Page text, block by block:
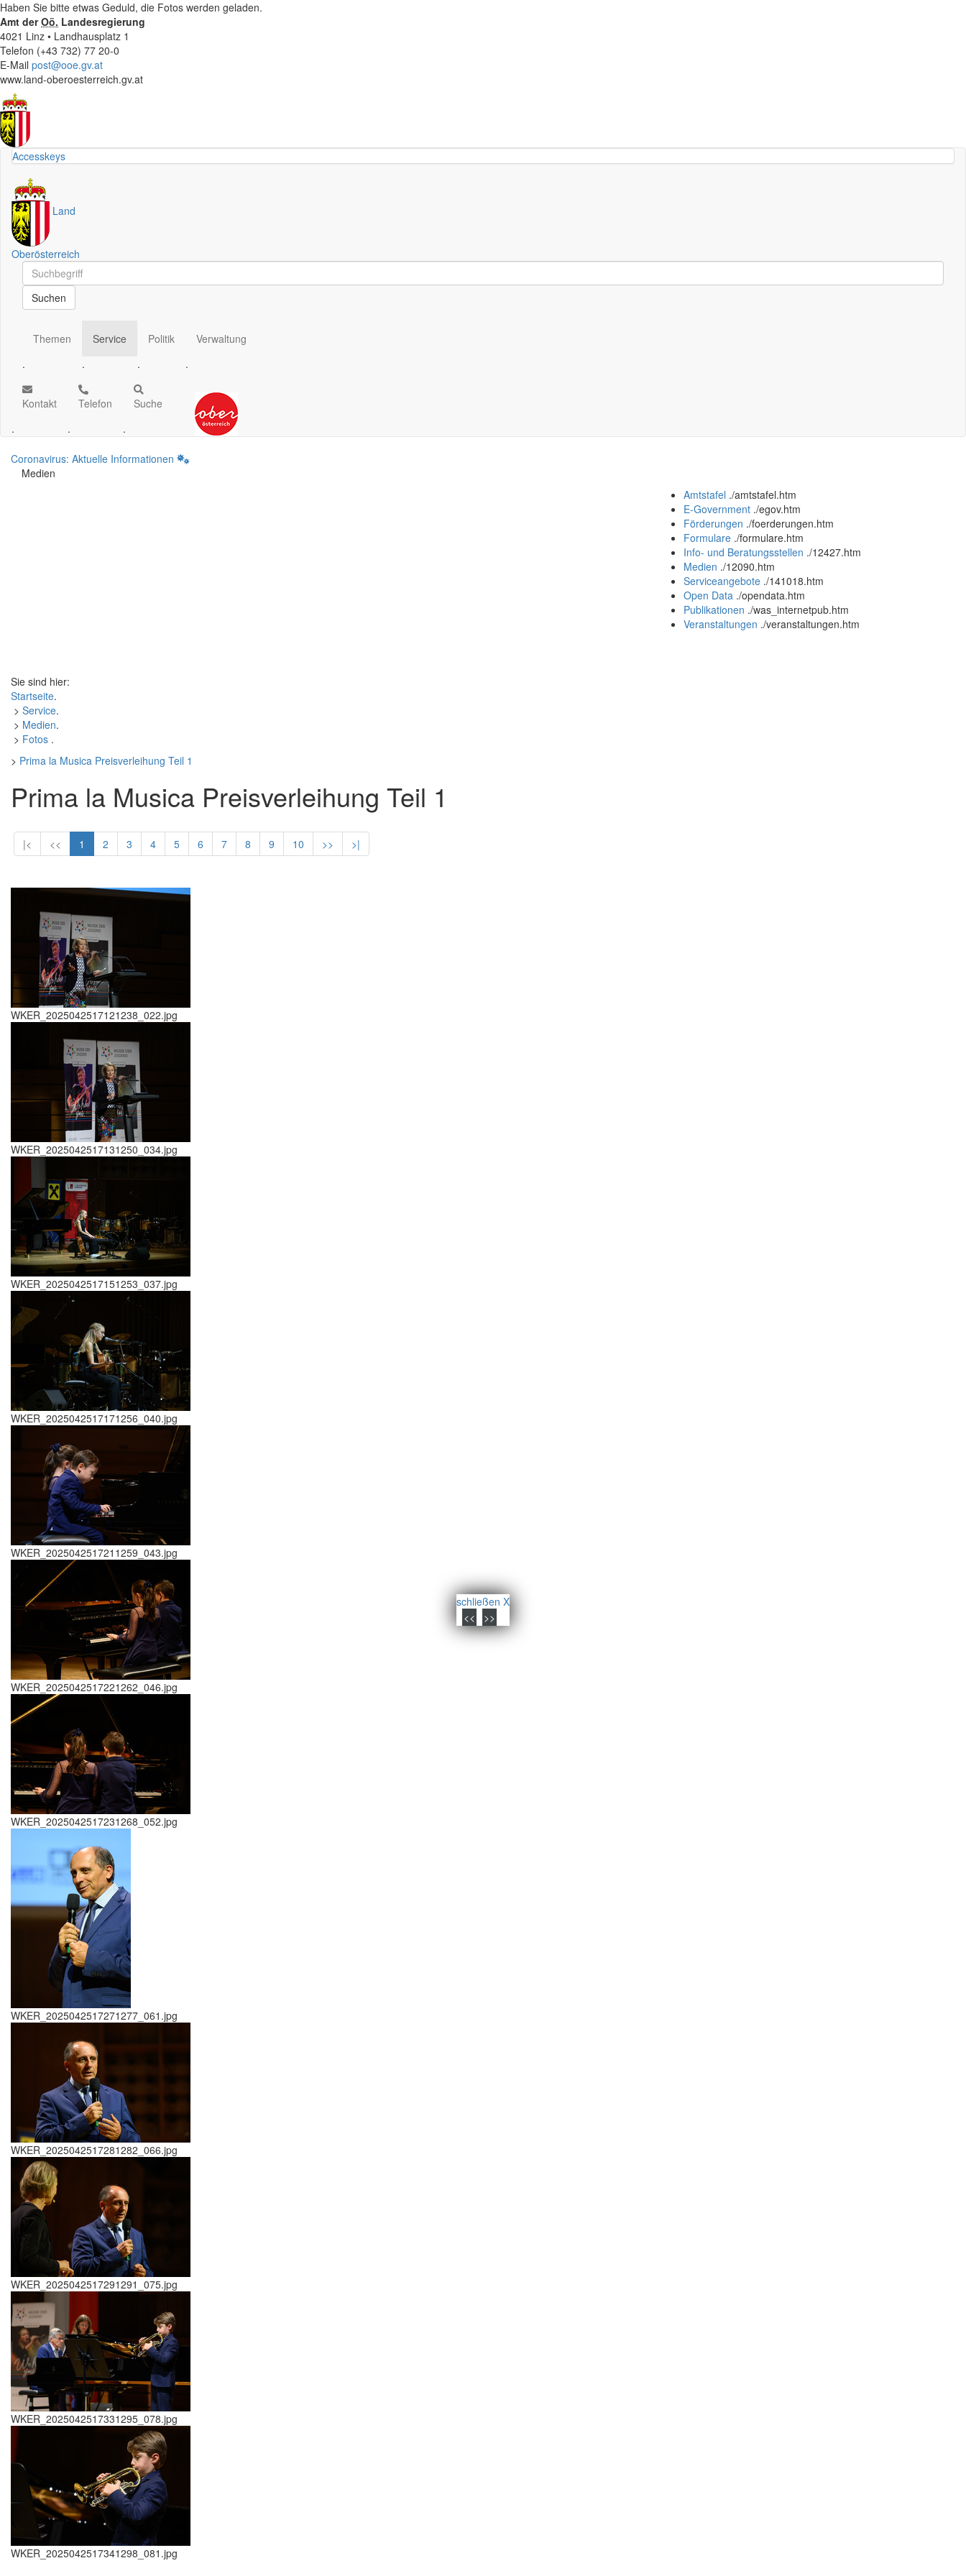
schließen X
<<
>>
Haben Sie bitte etwas Geduld, die Fotos werden geladen.
Amt derOö. Landesregierung
4021 Linz • Landhausplatz 1
Telefon (+43 732) 77 20-0
E-Mail post@ooe.gv.at
www.land-oberoesterreich.gv.at
Accesskeys
Land
Oberösterreich
Schnellsuche
Schnellsuche
Suchen
Themen
.
Service
.
Politik
.
Verwaltung
.
Kontakt
.
Telefon
.
Suche
.
Coronavirus: Aktuelle Informationen
Medien
Amtstafel ./amtstafel.htm
E-Government ./egov.htm
Förderungen ./foerderungen.htm
Formulare ./formulare.htm
Info- und Beratungsstellen ./12427.htm
Medien ./12090.htm
Serviceangebote ./141018.htm
Open Data ./opendata.htm
Publikationen ./was_internetpub.htm
Veranstaltungen ./veranstaltungen.htm
Sie sind hier:
Startseite.
> Service.
> Medien.
> Fotos .
> Prima la Musica Preisverleihung Teil 1
Prima la Musica Preisverleihung Teil 1
|< << 1 2 3 4 5 6 7 8 9 10 >> >|
WKER_2025042517121238_022.jpg
WKER_2025042517131250_034.jpg
WKER_2025042517151253_037.jpg
WKER_2025042517171256_040.jpg
WKER_2025042517211259_043.jpg
WKER_2025042517221262_046.jpg
WKER_2025042517231268_052.jpg
WKER_2025042517271277_061.jpg
WKER_2025042517281282_066.jpg
WKER_2025042517291291_075.jpg
WKER_2025042517331295_078.jpg
WKER_2025042517341298_081.jpg